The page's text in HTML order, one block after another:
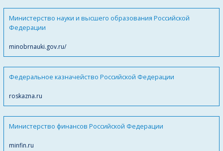
Министерство науки и высшего образования Российской
Федерации
minobrnauki.gov.ru/
Федеральное казначейство Российской Федерации
roskazna.ru
Министерство финансов Российской Федерации
minfin.ru